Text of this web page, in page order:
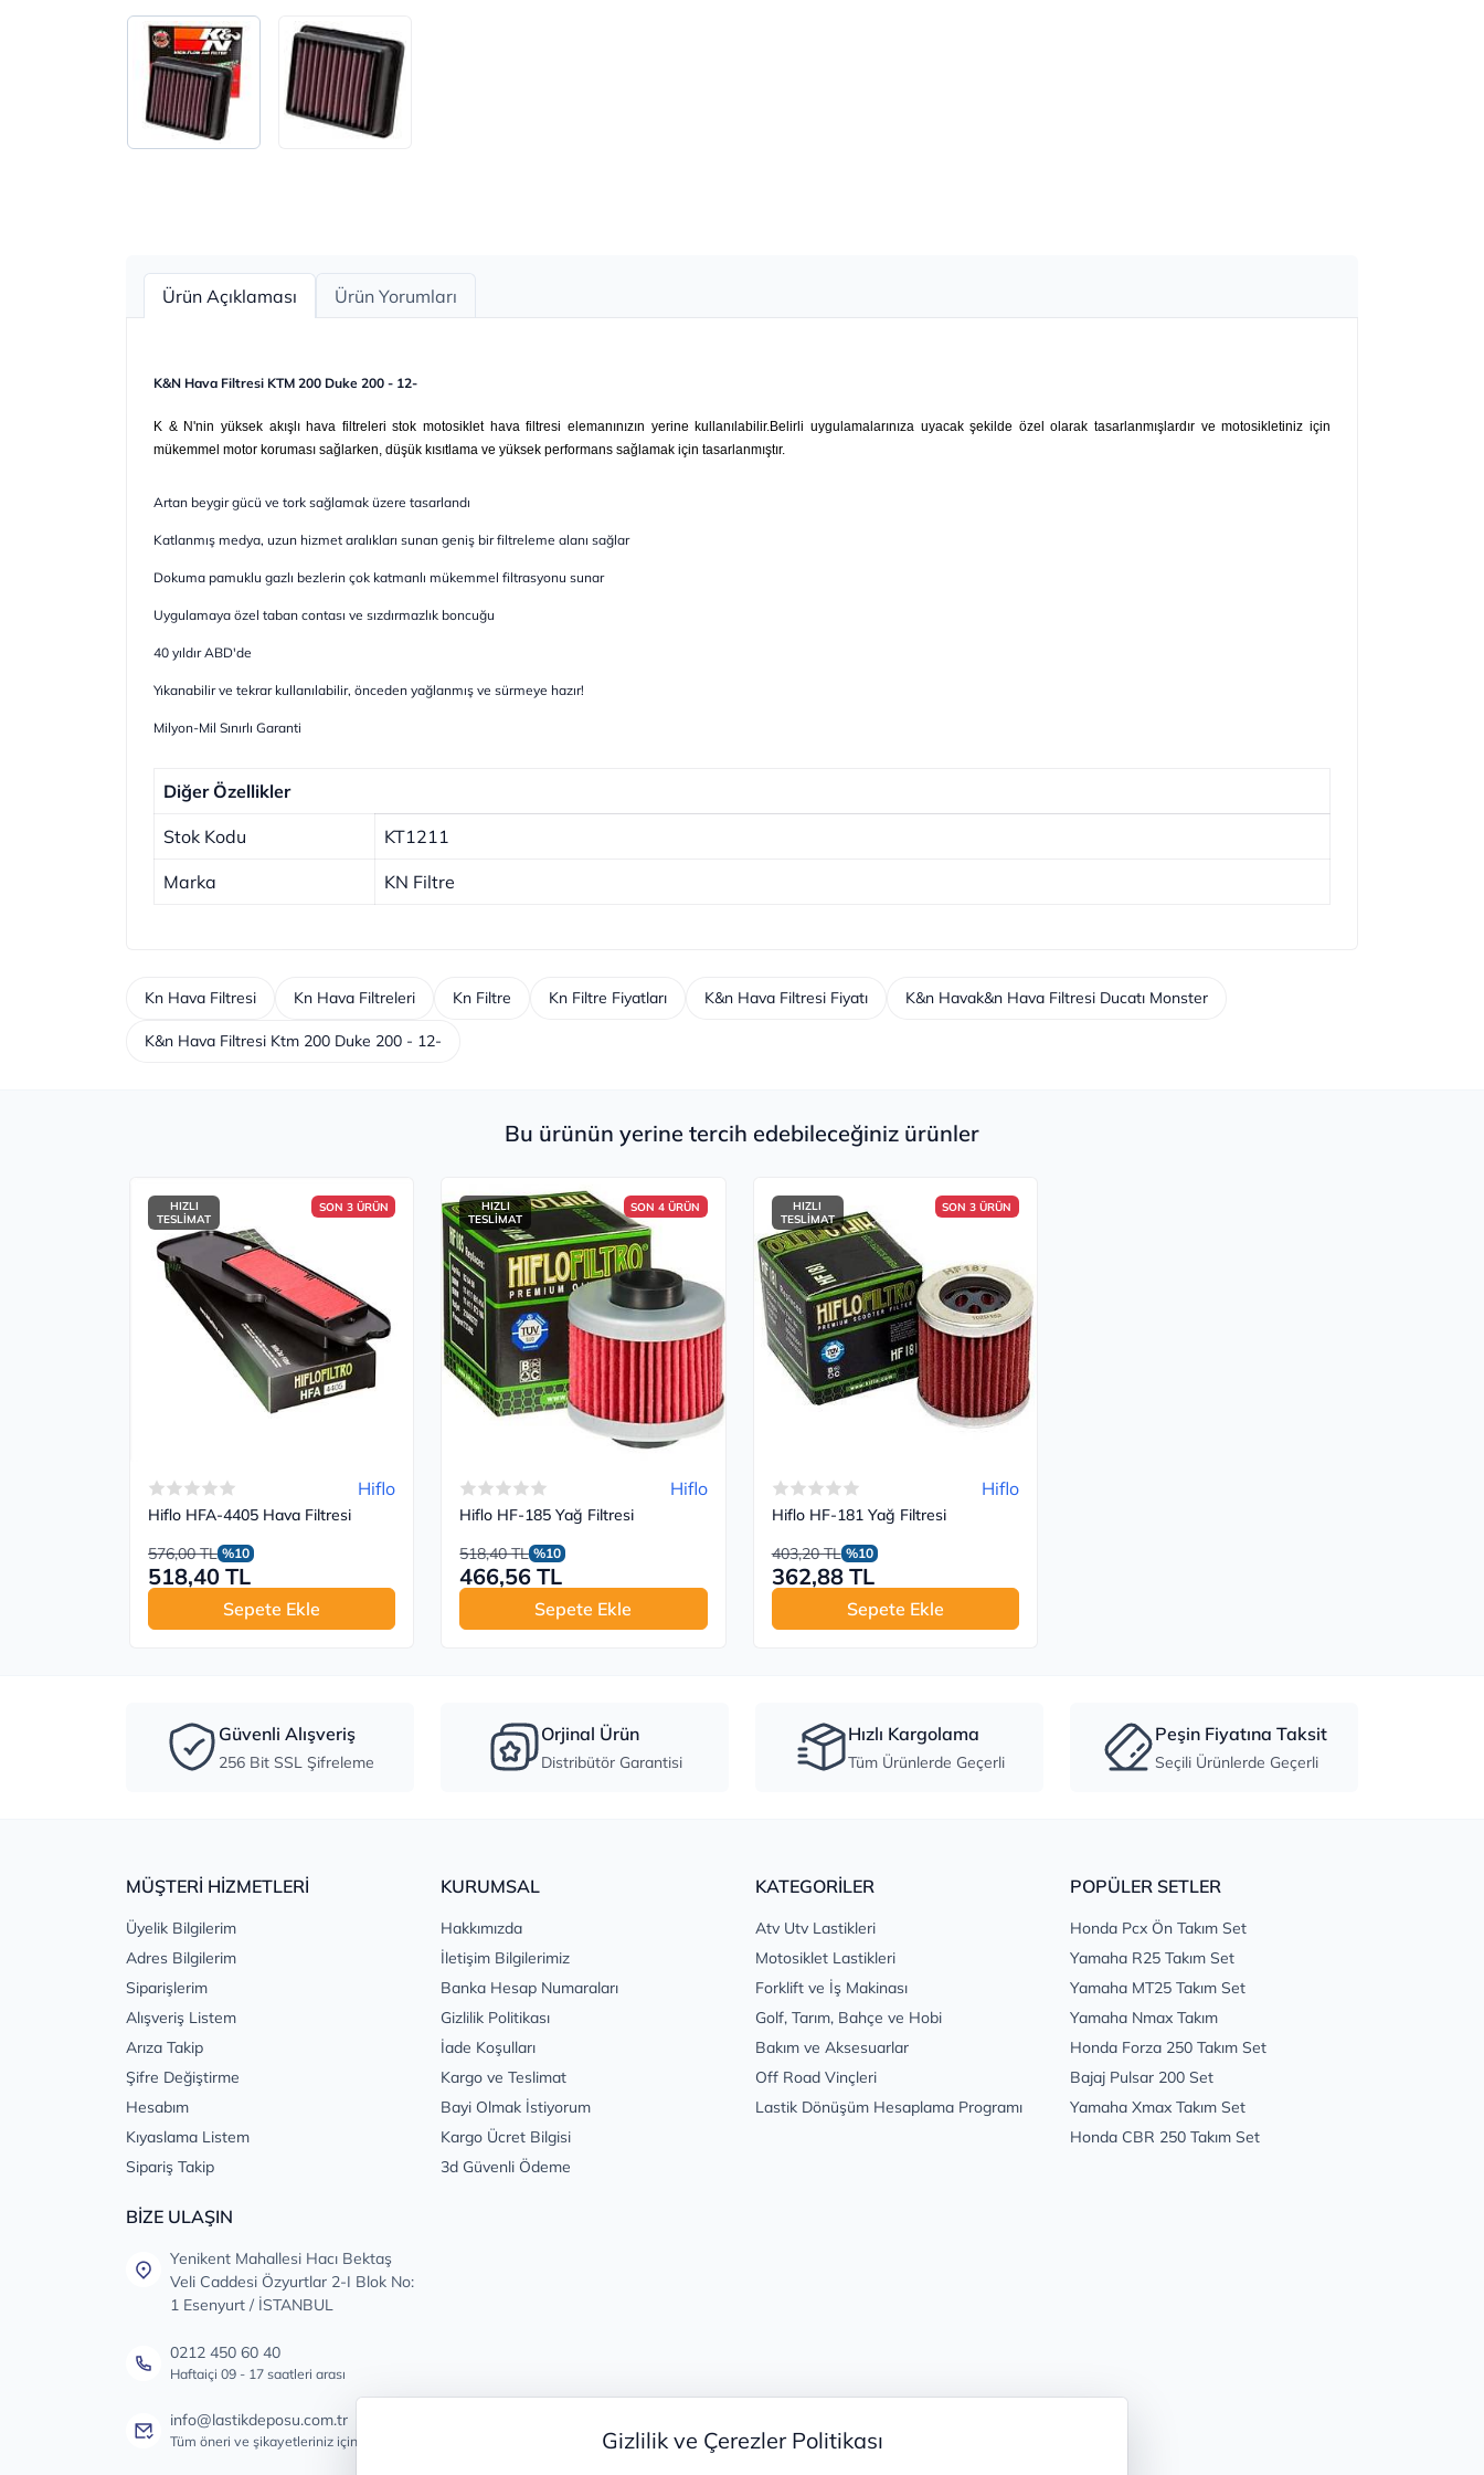
Gizlilik ve Çerezler Politikası
Ürün Açıklaması Ürün Yorumları
K&N Hava Filtresi KTM 200 Duke 200 - 12-
K & N'nin yüksek akışlı hava filtreleri stok motosiklet hava filtresi elemanınızın yerine kullanılabilir.Belirli uygulamalarınıza uyacak şekilde özel olarak tasarlanmışlardır ve motosikletiniz için
mükemmel motor koruması sağlarken, düşük kısıtlama ve yüksek performans sağlamak için tasarlanmıştır.
Artan beygir gücü ve tork sağlamak üzere tasarlandı
Katlanmış medya, uzun hizmet aralıkları sunan geniş bir filtreleme alanı sağlar
Dokuma pamuklu gazlı bezlerin çok katmanlı mükemmel filtrasyonu sunar
Uygulamaya özel taban contası ve sızdırmazlık boncuğu
40 yıldır ABD'de
Yıkanabilir ve tekrar kullanılabilir, önceden yağlanmış ve sürmeye hazır!
Milyon-Mil Sınırlı Garanti
Diğer Özellikler
Stok Kodu KT1211
Marka KN Filtre
Kn Hava Filtresi Kn Hava Filtreleri Kn Filtre Kn Filtre Fiyatları K&n Hava Filtresi Fiyatı K&n Havak&n Hava Filtresi Ducatı Monster
K&n Hava Filtresi Ktm 200 Duke 200 - 12-
Bu ürünün yerine tercih edebileceğiniz ürünler
HIZLI
TESLİMAT
SON 3 ÜRÜN
Hiflo
Hiflo HFA-4405 Hava Filtresi
576,00 TL %10
518,40 TL
Sepete Ekle
HIZLI
TESLİMAT
SON 4 ÜRÜN
Hiflo
Hiflo HF-185 Yağ Filtresi
518,40 TL %10
466,56 TL
Sepete Ekle
HIZLI
TESLİMAT
SON 3 ÜRÜN
Hiflo
Hiflo HF-181 Yağ Filtresi
403,20 TL %10
362,88 TL
Sepete Ekle
Güvenli Alışveriş
256 Bit SSL Şifreleme
Orjinal Ürün
Distribütör Garantisi
Hızlı Kargolama
Tüm Ürünlerde Geçerli
Peşin Fiyatına Taksit
Seçili Ürünlerde Geçerli
MÜŞTERİ HİZMETLERİ
Üyelik Bilgilerim
Adres Bilgilerim
Siparişlerim
Alışveriş Listem
Arıza Takip
Şifre Değiştirme
Hesabım
Kıyaslama Listem
Sipariş Takip
KURUMSAL
Hakkımızda
İletişim Bilgilerimiz
Banka Hesap Numaraları
Gizlilik Politikası
İade Koşulları
Kargo ve Teslimat
Bayi Olmak İstiyorum
Kargo Ücret Bilgisi
3d Güvenli Ödeme
KATEGORİLER
Atv Utv Lastikleri
Motosiklet Lastikleri
Forklift ve İş Makinası
Golf, Tarım, Bahçe ve Hobi
Bakım ve Aksesuarlar
Off Road Vinçleri
Lastik Dönüşüm Hesaplama Programı
POPÜLER SETLER
Honda Pcx Ön Takım Set
Yamaha R25 Takım Set
Yamaha MT25 Takım Set
Yamaha Nmax Takım
Honda Forza 250 Takım Set
Bajaj Pulsar 200 Set
Yamaha Xmax Takım Set
Honda CBR 250 Takım Set
BİZE ULAŞIN
Yenikent Mahallesi Hacı Bektaş
Veli Caddesi Özyurtlar 2-I Blok No:
1 Esenyurt / İSTANBUL
0212 450 60 40
Haftaiçi 09 - 17 saatleri arası
info@lastikdeposu.com.tr
Tüm öneri ve şikayetleriniz için